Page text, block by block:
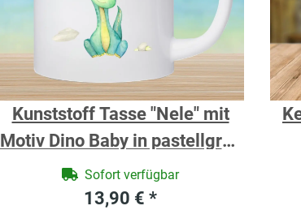
Kunststoff Tasse "Nele" mit
Motiv Dino Baby in pastellgrün
personalisiert
Sofort verfügbar
13,90 € *